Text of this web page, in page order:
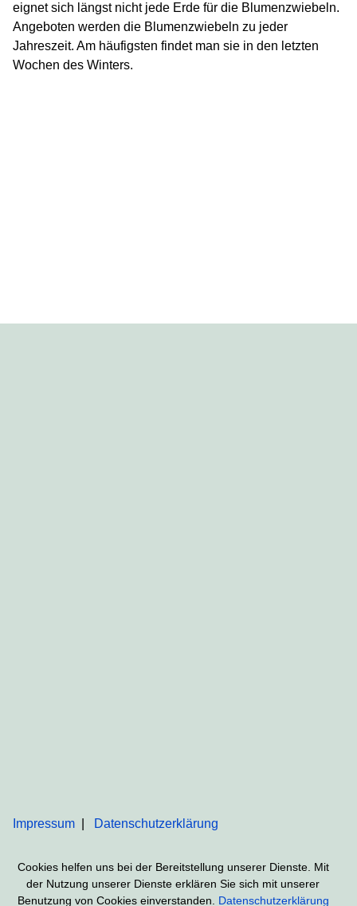
eignet sich längst nicht jede Erde für die Blumenzwiebeln.
Angeboten werden die Blumenzwiebeln zu jeder
Jahreszeit. Am häufigsten findet man sie in den letzten
Wochen des Winters.
Impressum Datenschutzerklärung
Cookies helfen uns bei der Bereitstellung unserer Dienste. Mit
der Nutzung unserer Dienste erklären Sie sich mit unserer
Benutzung von Cookies einverstanden. Datenschutzerklärung